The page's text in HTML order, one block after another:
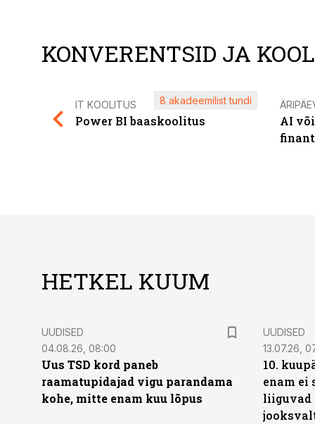
KONVERENTSID JA
IT KOOLITUS
Power BI baaskoolitus
8 akadeemilist tundi
AI
HETKEL KUUM
UUDISED
04.08.26, 08:00
Uus TSD kord paneb
raamatupidajad vigu parandama
kohe, mitte enam kuu lõpus
UUDISED
13.07.26,
10.
enam ei
liiguvad